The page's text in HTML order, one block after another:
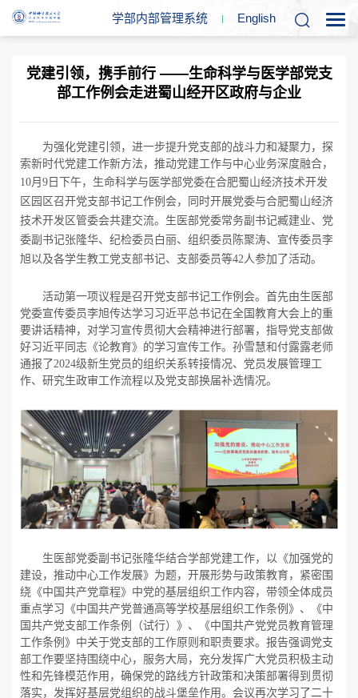
学部内部管理系统 English
党建引领，携手前行 ——生命科学与医学部党支
部工作例会走进蜀山经开区政府与企业
为强化党建引领，进一步提升党支部的战斗力和凝聚力，探
索新时代党建工作新方法，推动党建工作与中心业务深度融合，
10月 9 日下午，生命科学与医学部党委在合肥蜀山经济技术开发
区 园区召开党支部书记工作例会，同时开展党委与合肥蜀山经济
技术开发区管委会共建交流。 生医部党委常务副书记臧建业、党
委副书记张隆华、纪检委员白丽、组织委员陈聚涛、宣传委员李
旭以及各学生教工党支部书记、支部委员等42人参加了活动。
活动第一项议程是召开党支部书记工作例会。首先由生医部
党委宣传委员李旭传达学习习近平总书记在全国教育大会上的重
要讲话精神，对学习宣传贯彻大会精神进行部署，指导党支部做
好习近平同志《论教育》的学习宣传工作。孙雪慧和付露露老师
通报了 2024级新生党员的组织关系转接情况、党员发展管理工
作、研究生政审工作流程以及党支部换届补选情况。
生医部党委副书记张隆华结合学部党建工作，以《加强党的
建设，推动中心工作发展》为题，开展形势与政策教育，紧密围
绕《中国共产党章程》中党的基层组织工作内容，带领全体成员
重点学习《中国共产党普通高等学校基层组织工作条例》、《中
国共产党支部工作条例（试行）》、《中国共产党党员教育管理
工作条例》中关于党支部的工作原则和职责要求。报告强调党支
部工作要坚持围绕中心，服务大局，充分发挥广大党员积极主动
性和先锋模范作用，确保党的路线方针政策和决策部署得到贯彻
落实，发挥好基层党组织的战斗堡垒作用。会议再次学习了二十